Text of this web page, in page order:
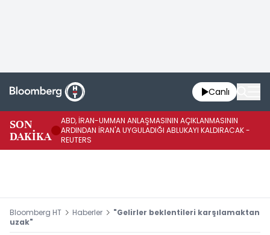
Canlı
SON
DAKİKA
ABD, İRAN-UMMAN ANLAŞMASININ AÇIKLANMASININ
ARDINDAN İRAN'A UYGULADIĞI ABLUKAYI KALDIRACAK -
REUTERS
Bloomberg HT Haberler
"Gelirler beklentileri karşılamaktan
uzak"